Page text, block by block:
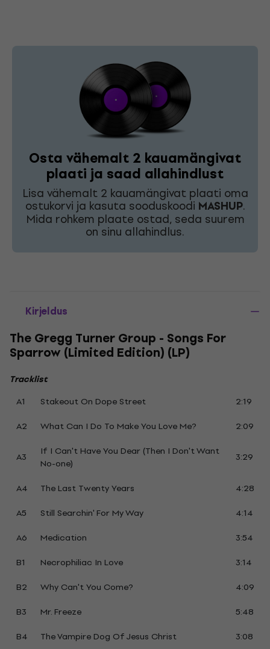
Osta vähemalt 2 kauamängivat
plaati ja saad allahindlust
Lisa vähemalt 2 kauamängivat plaati oma
ostukorvi ja kasuta sooduskoodi MASHUP.
Mida rohkem plaate ostad, seda suurem
on sinu allahindlus.
Kirjeldus
The Gregg Turner Group - Songs For
Sparrow (Limited Edition) (LP)
Tracklist
A1
Stakeout On Dope Street
2:19
A2
What Can I Do To Make You Love Me? 2:09
A3
If I Can't Have You Dear (Then I Don't Want
No-one)
3:29
A4 The Last Twenty Years
4:28
A5
Still Searchin' For My Way
4:14
A6
Medication
3:54
B1
Necrophiliac In Love
3:14
B2
Why Can't You Come?
4:09
B3
Mr. Freeze
5:48
B4
The Vampire Dog Of Jesus Christ 3:08